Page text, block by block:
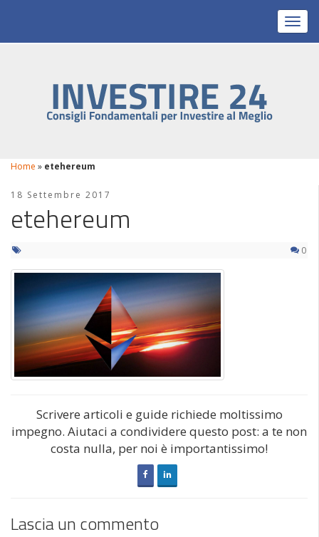
Home » etehereum
18 Settembre 2017
etehereum
0
Scrivere articoli e guide richiede moltissimo
impegno. Aiutaci a condividere questo post: a te non
costa nulla, per noi è importantissimo!
Lascia un commento